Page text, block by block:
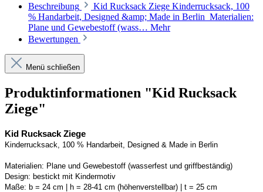
Beschreibung
Kid Rucksack Ziege Kinderrucksack, 100
% Handarbeit, Designed &amp; Made in Berlin Materialien:
Plane und Gewebestoff (wass… Mehr
Bewertungen
Menü schließen
Produktinformationen "Kid Rucksack
Ziege"
Kid Rucksack Ziege
Kinderrucksack, 100 % Handarbeit, Designed & Made in Berlin
Materialien: Plane und Gewebestoff (wasserfest und griffbeständig)
Design: bestickt mit Kindermotiv
Maße: b = 24 cm | h = 28-41 cm (höhenverstellbar) | t = 25 cm